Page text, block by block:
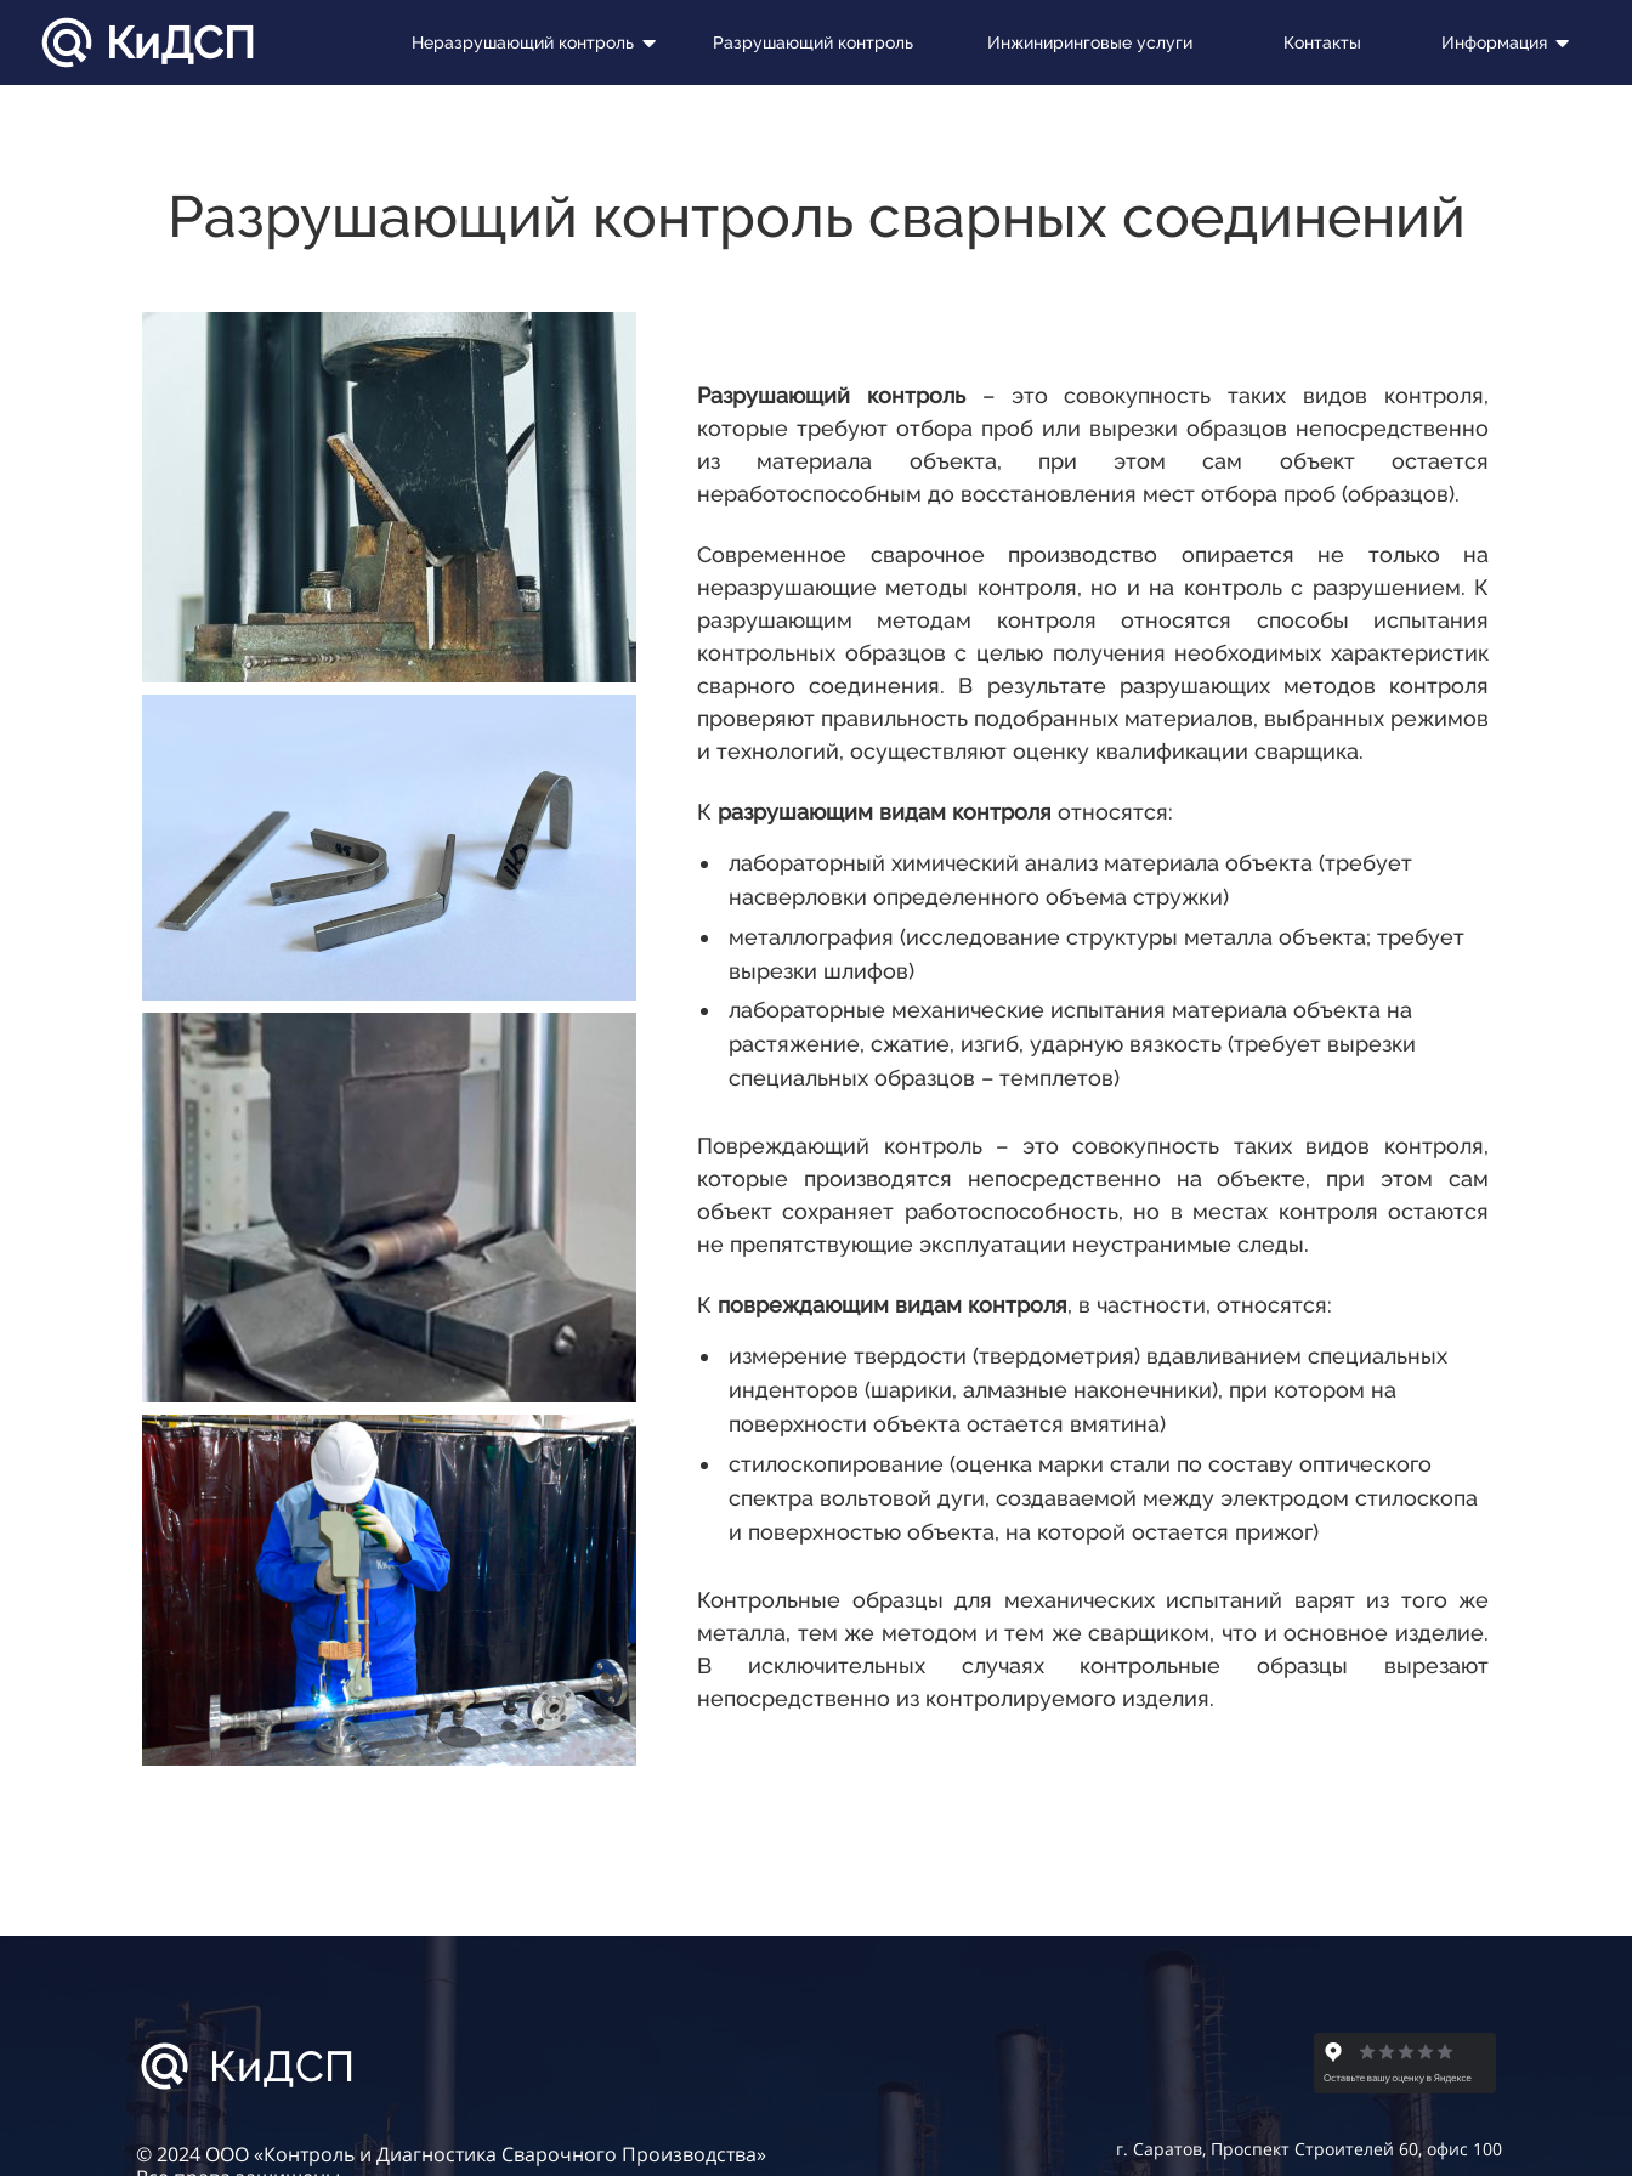
КиДСП Неразрушающий контроль Разрушающий контроль Инжиниринговые услуги Контакты Информация
Разрушающий контроль сварных соединений
Разрушающий контроль– это совокупность таких видов контроля,
которые требуют отбора проб или вырезки образцов непосредственно
из материала объекта, при этом сам объект остается
неработоспособным до восстановления мест отбора проб (образцов).
Современное сварочное производство опирается не только на
неразрушающие методы контроля, но и на контроль с разрушением. К
разрушающим методам контроля относятся способы испытания
контрольных образцов с целью получения необходимых характеристик
сварного соединения. В результате разрушающих методов контроля
проверяют правильность подобранных материалов, выбранных режимов
и технологий, осуществляют оценку квалификации сварщика.
К разрушающим видам контроля относятся:
лабораторный химический анализ материала объекта (требует
насверловки определенного объема стружки)
металлография (исследование структуры металла объекта; требует
вырезки шлифов)
лабораторные механические испытания материала объекта на
растяжение, сжатие, изгиб, ударную вязкость (требует вырезки
специальных образцов – темплетов)
Повреждающий контроль – это совокупность таких видов контроля,
которые производятся непосредственно на объекте, при этом сам
объект сохраняет работоспособность, но в местах контроля остаются
не препятствующие эксплуатации неустранимые следы.
К повреждающим видам контроля, в частности, относятся:
измерение твердости (твердометрия) вдавливанием специальных
инденторов (шарики, алмазные наконечники), при котором на
поверхности объекта остается вмятина)
стилоскопирование (оценка марки стали по составу оптического
спектра вольтовой дуги, создаваемой между электродом стилоскопа
и поверхностью объекта, на которой остается прижог)
Контрольные образцы для механических испытаний варят из того же
металла, тем же методом и тем же сварщиком, что и основное изделие.
В исключительных случаях контрольные образцы вырезают
непосредственно из контролируемого изделия.
КиДСП
© 2024 ООО «Контроль и Диагностика Сварочного Производства»
г. Саратов, Проспект Строителей 60, офис 100